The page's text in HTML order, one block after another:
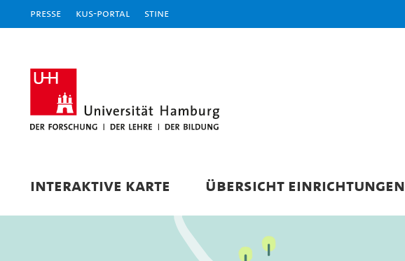
Presse KUS-Portal STiNE
INTERAKTIVE KARTE ÜBERSICHT EINRICHTUNGEN